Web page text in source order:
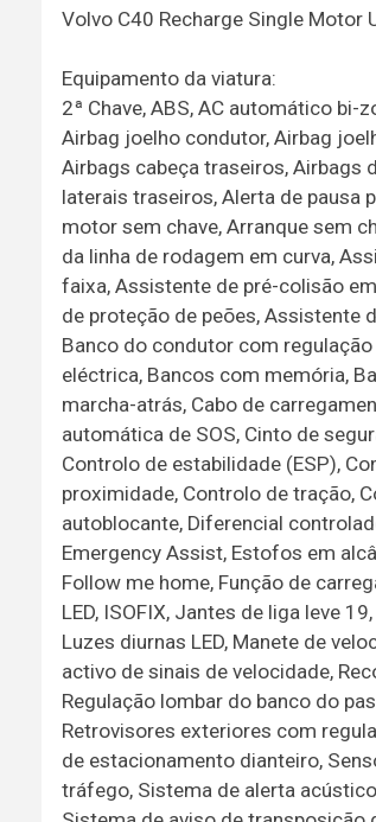
Volvo C40 Recharge Single Motor
Equipamento da viatura:
2ª Chave, ABS, AC automático
Airbag joelho condutor, Airbag
Airbags cabeça traseiros, Airbags
laterais traseiros, Alerta de pausa
motor sem chave, Arranque sem
da linha de rodagem em curva,
faixa, Assistente de pré-colisão
de proteção de peões, Assistente
Banco do condutor com
eléctrica, Bancos com memória,
marcha-atrás, Cabo de
automática de SOS, Cinto de
Controlo de estabilidade (ESP),
proximidade, Controlo de tração,
autoblocante, Diferencial
Emergency Assist, Estofos em
Follow me home, Função de
LED, ISOFIX, Jantes de liga leve
Luzes diurnas LED, Manete de
activo de sinais de velocidade,
Regulação lombar do banco do
Retrovisores exteriores com
de estacionamento dianteiro,
tráfego, Sistema de alerta